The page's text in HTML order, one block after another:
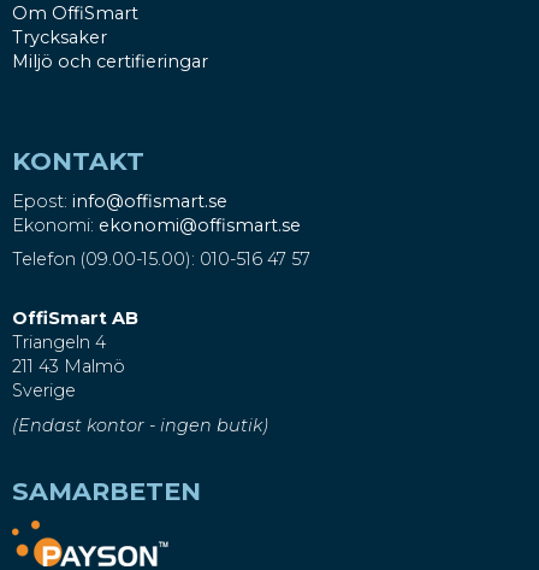
Om OffiSmart
Trycksaker
Miljö och certifieringar
KONTAKT
Epost: info@offismart.se
Ekonomi: ekonomi@offismart.se
Telefon (09.00-15.00): 010-516 47 57
OffiSmart AB
Triangeln 4
211 43 Malmö
Sverige
(Endast kontor - ingen butik)
SAMARBETEN